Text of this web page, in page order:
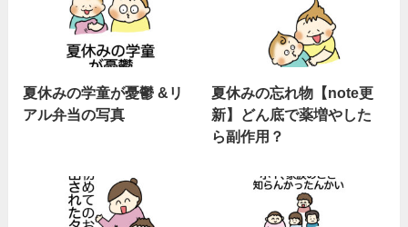
夏休みの学童が憂鬱 &リ
アル弁当の写真
夏休みの忘れ物【note更
新】どん底で薬増やした
ら副作用？